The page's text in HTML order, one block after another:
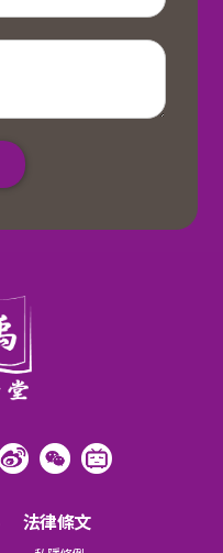
法律條文